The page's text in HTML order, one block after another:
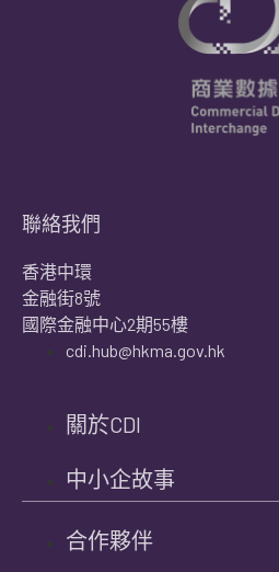
聯絡我們
香港中環
金融街8號
國際金融中心2期55樓
cdi.hub@hkma.gov.hk
關於CDI
中小企故事
合作夥伴